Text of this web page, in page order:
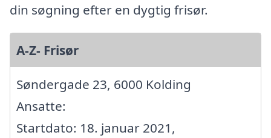
din søgning efter en dygtig frisør.
A-Z- Frisør
Søndergade 23, 6000 Kolding
Ansatte:
Startdato: 18. januar 2021,